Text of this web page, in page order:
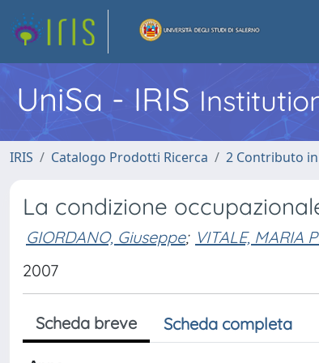
UniSa - IRIS
IRIS Catalogo Prodotti Ricerca 2 Contributo
La condizione
GIORDANO, Giuseppe; VITALE, MARIA
2007
Scheda breve Scheda completa